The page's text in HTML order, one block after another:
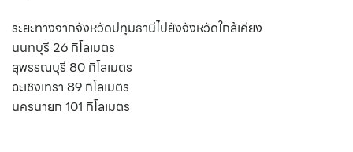
ระยะทางจากจังหวัดปทุมธานีไปยังจังหวัดใกล้เคียง
นนทบุรี 26 กิโลเมตร
สุพรรณบุรี 80 กิโลเมตร
ฉะเชิงเทรา 89 กิโลเมตร
นครนายก 101 กิโลเมตร